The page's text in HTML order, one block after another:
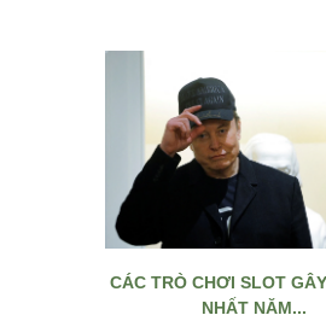
CÁC TRÒ CHƠI SLOT
NHẤT NĂM...